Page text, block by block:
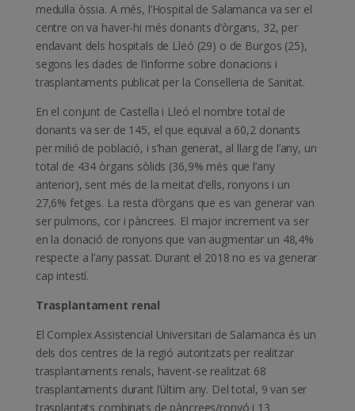
medul·la òssia. A més, l’Hospital de Salamanca va ser el
centre on va haver-hi més donants d’òrgans, 32, per
endavant dels hospitals de Lleó (29) o de Burgos (25),
segons les dades de l’informe sobre donacions i
trasplantaments publicat per la Conselleria de Sanitat.
En el conjunt de Castella i Lleó el nombre total de
donants va ser de 145, el que equival a 60,2 donants
per milió de població, i s’han generat, al llarg de l’any, un
total de 434 òrgans sòlids (36,9% més que l’any
anterior), sent més de la meitat d’ells, ronyons i un
27,6% fetges. La resta d’òrgans que es van generar van
ser pulmons, cor i pàncrees. El major increment va ser
en la donació de ronyons que van augmentar un 48,4%
respecte a l’any passat. Durant el 2018 no es va generar
cap intestí.
Trasplantament renal
El Complex Assistencial Universitari de Salamanca és un
dels dos centres de la regió autoritzats per realitzar
trasplantaments renals, havent-se realitzat 68
trasplantaments durant l’últim any. Del total, 9 van ser
trasplantats combinats de pàncrees/ronyó i 13